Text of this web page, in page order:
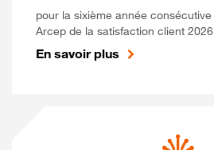
pour la sixième année consécutive
Arcep de la satisfaction client
En savoir plus